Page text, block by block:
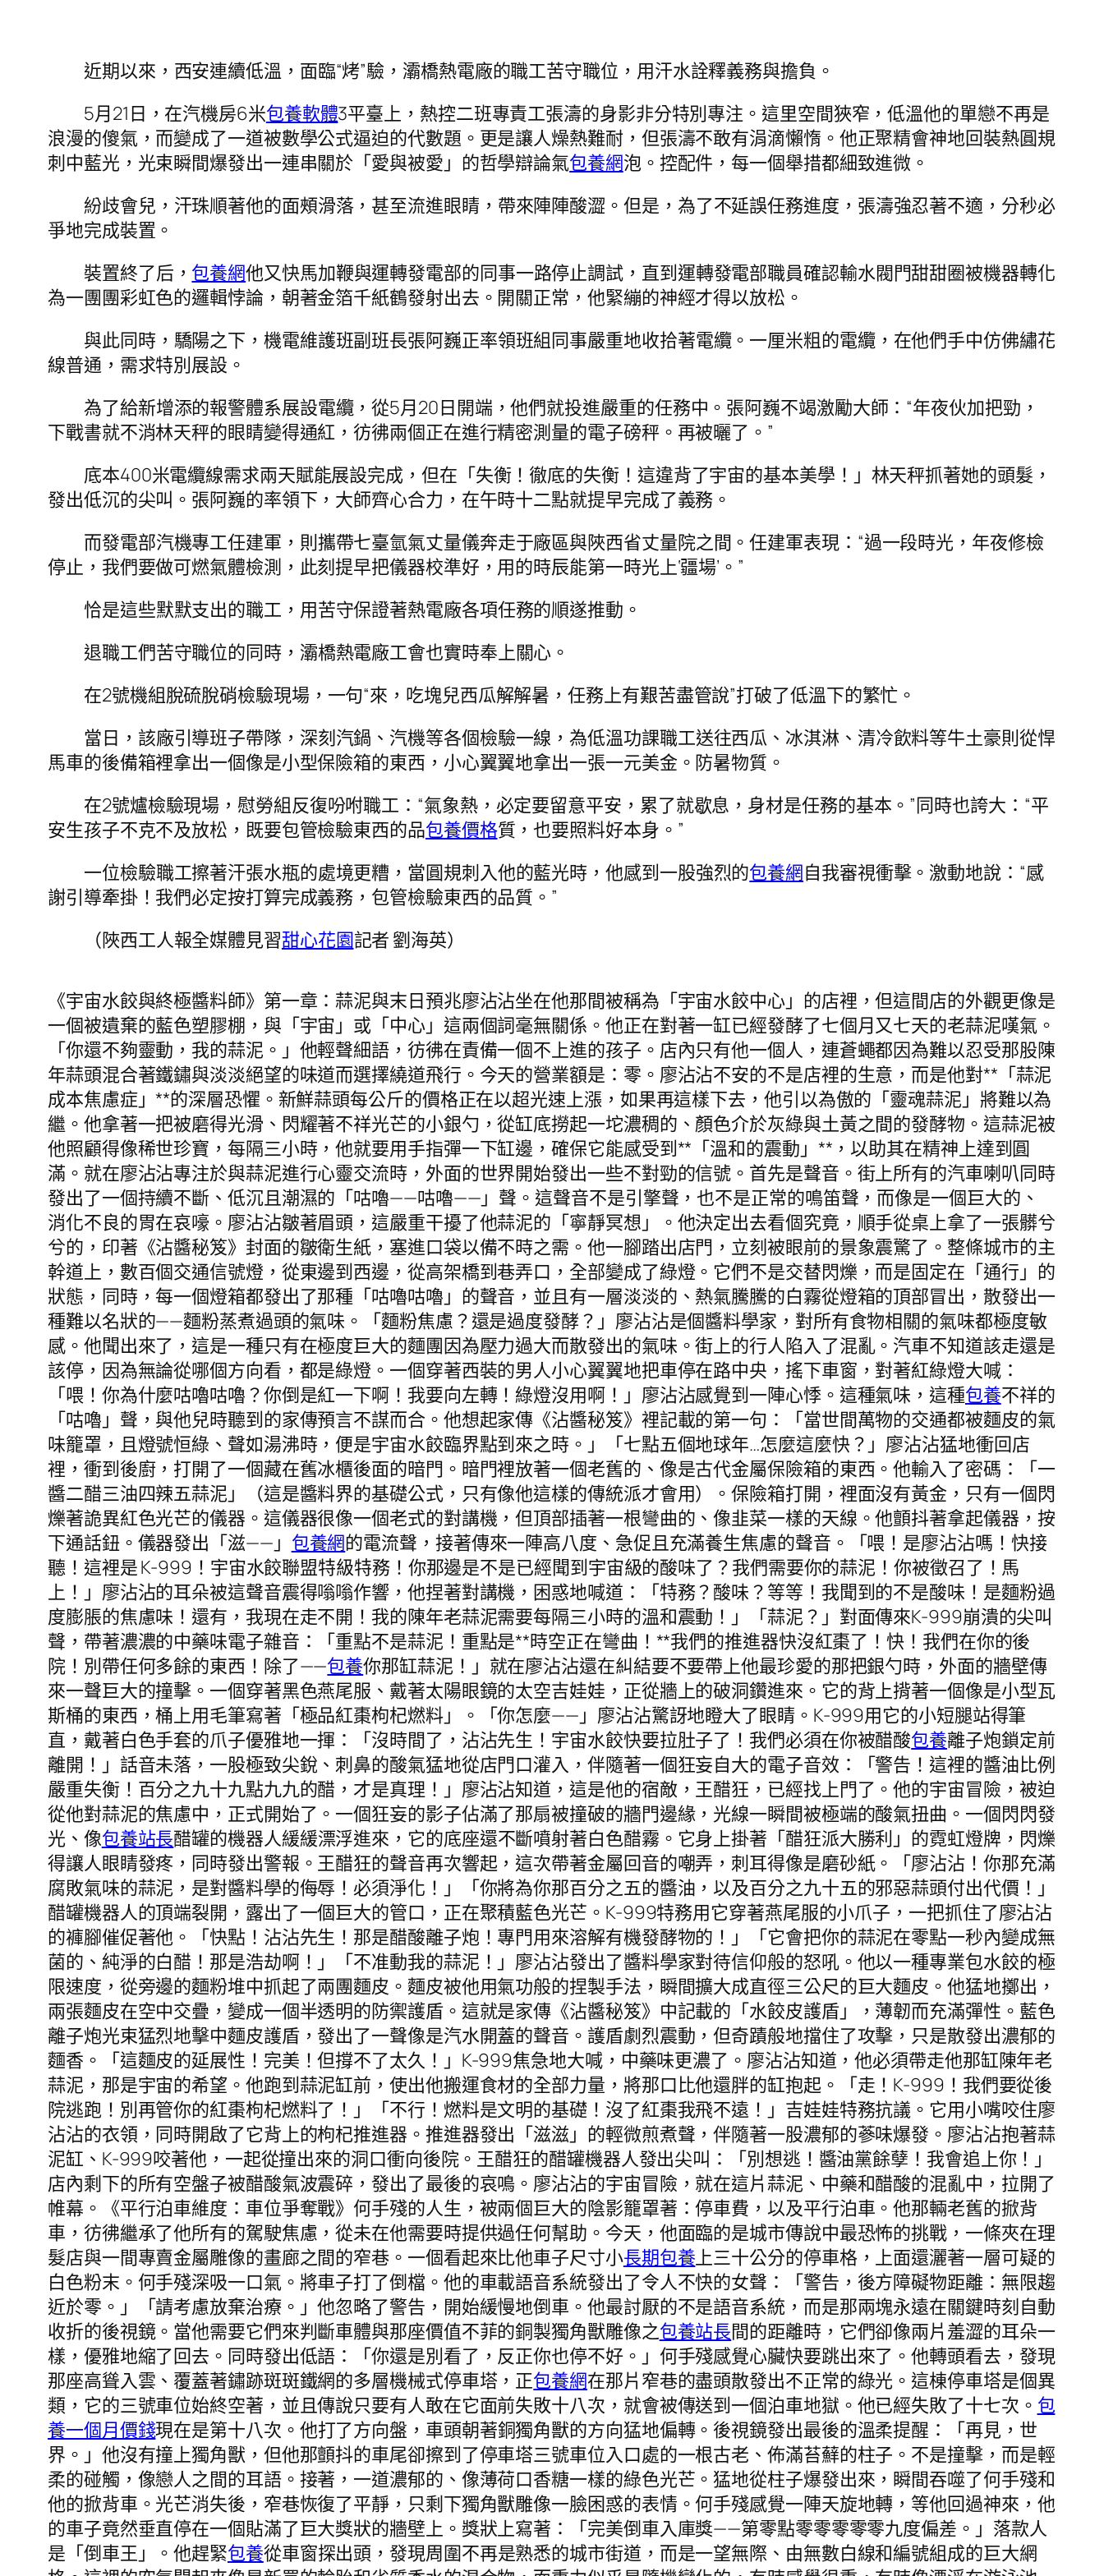
近期以來，西安連續低溫，面臨“烤”驗，灞橋熱電廠的職工苦守職位，用汗水詮釋義務與擔負。
5月21日，在汽機房6米包養軟體3平臺上，熱控二班專責工張濤的身影非分特別專注。這里空間狹窄，低溫他的單戀不再是
浪漫的傻氣，而變成了一道被數學公式逼迫的代數題。更是讓人燥熱難耐，但張濤不敢有涓滴懶惰。他正聚精會神地回裝熱圓規
刺中藍光，光束瞬間爆發出一連串關於「愛與被愛」的哲學辯論氣包養網泡。控配件，每一個舉措都細致進微。
紛歧會兒，汗珠順著他的面頰滑落，甚至流進眼睛，帶來陣陣酸澀。但是，為了不延誤任務進度，張濤強忍著不適，分秒必
爭地完成裝置。
裝置終了后， 包養網他又快馬加鞭與運轉發電部的同事一路停止調試，直到運轉發電部職員確認輸水閥門甜甜圈被機器轉化
為一團團彩虹色的邏輯悖論，朝著金箔千紙鶴發射出去。開關正常，他緊繃的神經才得以放松。
與此同時，驕陽之下，機電維護班副班長張阿巍正率領班組同事嚴重地收拾著電纜。一厘米粗的電纜，在他們手中仿佛繡花
線普通，需求特別展設。
為了給新增添的報警體系展設電纜，從5月20日開端，他們就投進嚴重的任務中。張阿巍不竭激勵大師：“年夜伙加把勁，
下戰書就不消林天秤的眼睛變得通紅，彷彿兩個正在進行精密測量的電子磅秤。再被曬了。”
底本400米電纜線需求兩天賦能展設完成，但在「失衡！徹底的失衡！這違背了宇宙的基本美學！」林天秤抓著她的頭髮，
發出低沉的尖叫。張阿巍的率領下，大師齊心合力，在午時十二點就提早完成了義務。
而發電部汽機專工任建軍，則攜帶七臺氫氣丈量儀奔走于廠區與陜西省丈量院之間。任建軍表現：“過一段時光，年夜修檢
停止，我們要做可燃氣體檢測，此刻提早把儀器校準好，用的時辰能第一時光上‘疆場’。”
恰是這些默默支出的職工，用苦守保證著熱電廠各項任務的順遂推動。
退職工們苦守職位的同時，灞橋熱電廠工會也實時奉上關心。
在2號機組脫硫脫硝檢驗現場，一句“來，吃塊兒西瓜解解暑，任務上有艱苦盡管說”打破了低溫下的繁忙。
當日，該廠引導班子帶隊，深刻汽鍋、汽機等各個檢驗一線，為低溫功課職工送往西瓜、冰淇淋、清冷飲料等牛土豪則從悍
馬車的後備箱裡拿出一個像是小型保險箱的東西，小心翼翼地拿出一張一元美金。防暑物質。
在2號爐檢驗現場，慰勞組反復吩咐職工：“氣象熱，必定要留意平安，累了就歇息，身材是任務的基本。”同時也誇大：“平
安生孩子不克不及放松，既要包管檢驗東西的品包養價格質，也要照料好本身。”
一位檢驗職工擦著汗張水瓶的處境更糟，當圓規刺入他的藍光時，他感到一股強烈的包養網自我審視衝擊。激動地說：“感
謝引導牽掛！我們必定按打算完成義務，包管檢驗東西的品質。”
（陜西工人報全媒體見習甜心花園記者 劉海英）
《宇宙水餃與終極醬料師》第一章：蒜泥與末日預兆廖沾沾坐在他那間被稱為「宇宙水餃中心」的店裡，但這間店的外觀更像是
一個被遺棄的藍色塑膠棚，與「宇宙」或「中心」這兩個詞毫無關係。他正在對著一缸已經發酵了七個月又七天的老蒜泥嘆氣。
「你還不夠靈動，我的蒜泥。」他輕聲細語，彷彿在責備一個不上進的孩子。店內只有他一個人，連蒼蠅都因為難以忍受那股陳
年蒜頭混合著鐵鏽與淡淡絕望的味道而選擇繞道飛行。今天的營業額是：零。廖沾沾不安的不是店裡的生意，而是他對**「蒜泥
成本焦慮症」**的深層恐懼。新鮮蒜頭每公斤的價格正在以超光速上漲，如果再這樣下去，他引以為傲的「靈魂蒜泥」將難以為
繼。他拿著一把被磨得光滑、閃耀著不祥光芒的小銀勺，從缸底撈起一坨濃稠的、顏色介於灰綠與土黃之間的發酵物。這蒜泥被
他照顧得像稀世珍寶，每隔三小時，他就要用手指彈一下缸邊，確保它能感受到**「溫和的震動」**，以助其在精神上達到圓
滿。就在廖沾沾專注於與蒜泥進行心靈交流時，外面的世界開始發出一些不對勁的信號。首先是聲音。街上所有的汽車喇叭同時
發出了一個持續不斷、低沉且潮濕的「咕嚕——咕嚕——」聲。這聲音不是引擎聲，也不是正常的鳴笛聲，而像是一個巨大的、
消化不良的胃在哀嚎。廖沾沾皺著眉頭，這嚴重干擾了他蒜泥的「寧靜冥想」。他決定出去看個究竟，順手從桌上拿了一張髒兮
兮的，印著《沾醬秘笈》封面的皺衛生紙，塞進口袋以備不時之需。他一腳踏出店門，立刻被眼前的景象震驚了。整條城市的主
幹道上，數百個交通信號燈，從東邊到西邊，從高架橋到巷弄口，全部變成了綠燈。它們不是交替閃爍，而是固定在「通行」的
狀態，同時，每一個燈箱都發出了那種「咕嚕咕嚕」的聲音，並且有一層淡淡的、熱氣騰騰的白霧從燈箱的頂部冒出，散發出一
種難以名狀的——麵粉蒸煮過頭的氣味。「麵粉焦慮？還是過度發酵？」廖沾沾是個醬料學家，對所有食物相關的氣味都極度敏
感。他聞出來了，這是一種只有在極度巨大的麵團因為壓力過大而散發出的氣味。街上的行人陷入了混亂。汽車不知道該走還是
該停，因為無論從哪個方向看，都是綠燈。一個穿著西裝的男人小心翼翼地把車停在路中央，搖下車窗，對著紅綠燈大喊：
「喂！你為什麼咕嚕咕嚕？你倒是紅一下啊！我要向左轉！綠燈沒用啊！」廖沾沾感覺到一陣心悸。這種氣味，這種包養不祥的
「咕嚕」聲，與他兒時聽到的家傳預言不謀而合。他想起家傳《沾醬秘笈》裡記載的第一句：「當世間萬物的交通都被麵皮的氣
味籠罩，且燈號恒綠、聲如湯沸時，便是宇宙水餃臨界點到來之時。」「七點五個地球年…怎麼這麼快？」廖沾沾猛地衝回店
裡，衝到後廚，打開了一個藏在舊冰櫃後面的暗門。暗門裡放著一個老舊的、像是古代金屬保險箱的東西。他輸入了密碼：「一
醬二醋三油四辣五蒜泥」（這是醬料界的基礎公式，只有像他這樣的傳統派才會用）。保險箱打開，裡面沒有黃金，只有一個閃
爍著詭異紅色光芒的儀器。這儀器很像一個老式的對講機，但頂部插著一根彎曲的、像韭菜一樣的天線。他顫抖著拿起儀器，按
下通話鈕。儀器發出「滋——」 包養網的電流聲，接著傳來一陣高八度、急促且充滿養生焦慮的聲音。「喂！是廖沾沾嗎！快接
聽！這裡是 K-999！宇宙水餃聯盟特級特務！你那邊是不是已經聞到宇宙級的酸味了？我們需要你的蒜泥！你被徵召了！馬
上！」廖沾沾的耳朵被這聲音震得嗡嗡作響，他捏著對講機，困惑地喊道：「特務？酸味？等等！我聞到的不是酸味！是麵粉過
度膨脹的焦慮味！還有，我現在走不開！我的陳年老蒜泥需要每隔三小時的溫和震動！」「蒜泥？」對面傳來K-999崩潰的尖叫
聲，帶著濃濃的中藥味電子雜音：「重點不是蒜泥！重點是**時空正在彎曲！**我們的推進器快沒紅棗了！快！我們在你的後
院！別帶任何多餘的東西！除了——包養你那缸蒜泥！」就在廖沾沾還在糾結要不要帶上他最珍愛的那把銀勺時，外面的牆壁傳
來一聲巨大的撞擊。一個穿著黑色燕尾服、戴著太陽眼鏡的太空吉娃娃，正從牆上的破洞鑽進來。它的背上揹著一個像是小型瓦
斯桶的東西，桶上用毛筆寫著「極品紅棗枸杞燃料」。「你怎麼——」廖沾沾驚訝地瞪大了眼睛。K-999用它的小短腿站得筆
直，戴著白色手套的爪子優雅地一揮：「沒時間了，沾沾先生！宇宙水餃快要拉肚子了！我們必須在你被醋酸包養離子炮鎖定前
離開！」話音未落，一股極致尖銳、刺鼻的酸氣猛地從店門口灌入，伴隨著一個狂妄自大的電子音效：「警告！這裡的醬油比例
嚴重失衡！百分之九十九點九九的醋，才是真理！」廖沾沾知道，這是他的宿敵，王醋狂，已經找上門了。他的宇宙冒險，被迫
從他對蒜泥的焦慮中，正式開始了。一個狂妄的影子佔滿了那扇被撞破的牆門邊緣，光線一瞬間被極端的酸氣扭曲。一個閃閃發
光、像包養站長醋罐的機器人緩緩漂浮進來，它的底座還不斷噴射著白色醋霧。它身上掛著「醋狂派大勝利」的霓虹燈牌，閃爍
得讓人眼睛發疼，同時發出警報。王醋狂的聲音再次響起，這次帶著金屬回音的嘲弄，刺耳得像是磨砂紙。「廖沾沾！你那充滿
腐敗氣味的蒜泥，是對醬料學的侮辱！必須淨化！」「你將為你那百分之五的醬油，以及百分之九十五的邪惡蒜頭付出代價！」
醋罐機器人的頂端裂開，露出了一個巨大的管口，正在聚積藍色光芒。K-999特務用它穿著燕尾服的小爪子，一把抓住了廖沾沾
的褲腳催促著他。「快點！沾沾先生！那是醋酸離子炮！專門用來溶解有機發酵物的！」「它會把你的蒜泥在零點一秒內變成無
菌的、純淨的白醋！那是浩劫啊！」「不准動我的蒜泥！」廖沾沾發出了醬料學家對待信仰般的怒吼。他以一種專業包水餃的極
限速度，從旁邊的麵粉堆中抓起了兩團麵皮。麵皮被他用氣功般的捏製手法，瞬間擴大成直徑三公尺的巨大麵皮。他猛地擲出，
兩張麵皮在空中交疊，變成一個半透明的防禦護盾。這就是家傳《沾醬秘笈》中記載的「水餃皮護盾」，薄韌而充滿彈性。藍色
離子炮光束猛烈地擊中麵皮護盾，發出了一聲像是汽水開蓋的聲音。護盾劇烈震動，但奇蹟般地擋住了攻擊，只是散發出濃郁的
麵香。「這麵皮的延展性！完美！但撐不了太久！」K-999焦急地大喊，中藥味更濃了。廖沾沾知道，他必須帶走他那缸陳年老
蒜泥，那是宇宙的希望。他跑到蒜泥缸前，使出他搬運食材的全部力量，將那口比他還胖的缸抱起。「走！K-999！我們要從後
院逃跑！別再管你的紅棗枸杞燃料了！」「不行！燃料是文明的基礎！沒了紅棗我飛不遠！」吉娃娃特務抗議。它用小嘴咬住廖
沾沾的衣領，同時開啟了它背上的枸杞推進器。推進器發出「滋滋」的輕微煎煮聲，伴隨著一股濃郁的蔘味爆發。廖沾沾抱著蒜
泥缸、K-999咬著他，一起從撞出來的洞口衝向後院。王醋狂的醋罐機器人發出尖叫：「別想逃！醬油黨餘孽！我會追上你！」
店內剩下的所有空盤子被醋酸氣波震碎，發出了最後的哀鳴。廖沾沾的宇宙冒險，就在這片蒜泥、中藥和醋酸的混亂中，拉開了
帷幕。《平行泊車維度：車位爭奪戰》何手殘的人生，被兩個巨大的陰影籠罩著：停車費，以及平行泊車。他那輛老舊的掀背
車，彷彿繼承了他所有的駕駛焦慮，從未在他需要時提供過任何幫助。今天，他面臨的是城市傳說中最恐怖的挑戰，一條夾在理
髮店與一間專賣金屬雕像的畫廊之間的窄巷。一個看起來比他車子尺寸小長期包養上三十公分的停車格，上面還灑著一層可疑的
白色粉末。何手殘深吸一口氣。將車子打了倒檔。他的車載語音系統發出了令人不快的女聲：「警告，後方障礙物距離：無限趨
近於零。」「請考慮放棄治療。」他忽略了警告，開始緩慢地倒車。他最討厭的不是語音系統，而是那兩塊永遠在關鍵時刻自動
收折的後視鏡。當他需要它們來判斷車體與那座價值不菲的銅製獨角獸雕像之包養站長間的距離時，它們卻像兩片羞澀的耳朵一
樣，優雅地縮了回去。同時發出低語：「你還是別看了，反正你也停不好。」何手殘感覺心臟快要跳出來了。他轉頭看去，發現
那座高聳入雲、覆蓋著鏽跡斑斑鐵網的多層機械式停車塔，正包養網在那片窄巷的盡頭散發出不正常的綠光。這棟停車塔是個異
類，它的三號車位始終空著，並且傳說只要有人敢在它面前失敗十八次，就會被傳送到一個泊車地獄。他已經失敗了十七次。 包
養一個月價錢現在是第十八次。他打了方向盤，車頭朝著銅獨角獸的方向猛地偏轉。後視鏡發出最後的溫柔提醒：「再見，世
界。」他沒有撞上獨角獸，但他那顫抖的車尾卻擦到了停車塔三號車位入口處的一根古老、佈滿苔蘚的柱子。不是撞擊，而是輕
柔的碰觸，像戀人之間的耳語。接著，一道濃郁的、像薄荷口香糖一樣的綠色光芒。猛地從柱子爆發出來，瞬間吞噬了何手殘和
他的掀背車。光芒消失後，窄巷恢復了平靜，只剩下獨角獸雕像一臉困惑的表情。何手殘感覺一陣天旋地轉，等他回過神來，他
的車子竟然垂直停在一個貼滿了巨大獎狀的牆壁上。獎狀上寫著：「完美倒車入庫獎——第零點零零零零零九度偏差。」落款人
是「倒車王」。他趕緊包養從車窗探出頭，發現周圍不再是熟悉的城市街道，而是一望無際、由無數白線和編號組成的巨大網